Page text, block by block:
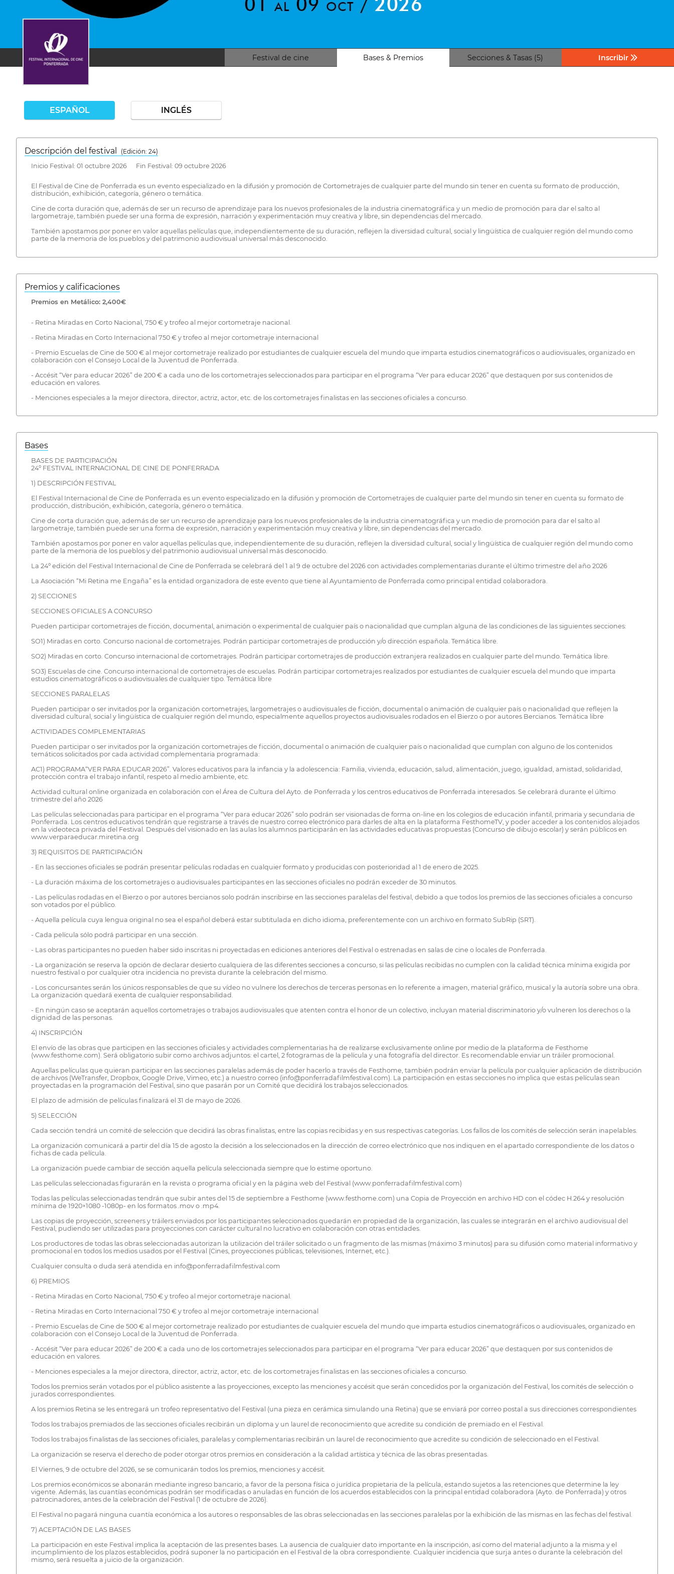
Festival de cine Bases & Premios Secciones & Tasas (5) Inscribir
ESPAÑOL INGLÉS
Descripción del festival
( Edición: 24)
Inicio Festival: 01 octubre 2026 Fin Festival: 09 octubre 2026
El Festival de Cine de Ponferrada es un evento especializado en la difusión y promoción de Cortometrajes de cualquier parte del mundo sin tener en cuenta su formato de producción,
distribución, exhibición, categoría, género o temática.
Cine de corta duración que, además de ser un recurso de aprendizaje para los nuevos profesionales de la industria cinematográfica y un medio de promoción para dar el salto al
largometraje, también puede ser una forma de expresión, narración y experimentación muy creativa y libre, sin dependencias del mercado.
También apostamos por poner en valor aquellas películas que, independientemente de su duración, reflejen la diversidad cultural, social y lingüística de cualquier región del mundo como
parte de la memoria de los pueblos y del patrimonio audiovisual universal más desconocido.
Premios y calificaciones
Premios en Metálico: 2,400€
- Retina Miradas en Corto Nacional, 750 € y trofeo al mejor cortometraje nacional.
- Retina Miradas en Corto Internacional 750 € y trofeo al mejor cortometraje internacional
- Premio Escuelas de Cine de 500 € al mejor cortometraje realizado por estudiantes de cualquier escuela del mundo que imparta estudios cinematográficos o audiovisuales, organizado en
colaboración con el Consejo Local de la Juventud de Ponferrada.
- Accésit “Ver para educar 2026” de 200 € a cada uno de los cortometrajes seleccionados para participar en el programa “Ver para educar 2026” que destaquen por sus contenidos de
educación en valores.
- Menciones especiales a la mejor directora, director, actriz, actor, etc. de los cortometrajes finalistas en las secciones oficiales a concurso.
Bases
BASES DE PARTICIPACIÓN
24º FESTIVAL INTERNACIONAL DE CINE DE PONFERRADA
1) DESCRIPCIÓN FESTIVAL
El Festival Internacional de Cine de Ponferrada es un evento especializado en la difusión y promoción de Cortometrajes de cualquier parte del mundo sin tener en cuenta su formato de
producción, distribución, exhibición, categoría, género o temática.
Cine de corta duración que, además de ser un recurso de aprendizaje para los nuevos profesionales de la industria cinematográfica y un medio de promoción para dar el salto al
largometraje, también puede ser una forma de expresión, narración y experimentación muy creativa y libre, sin dependencias del mercado.
También apostamos por poner en valor aquellas películas que, independientemente de su duración, reflejen la diversidad cultural, social y lingüística de cualquier región del mundo como
parte de la memoria de los pueblos y del patrimonio audiovisual universal más desconocido.
La 24º edición del Festival Internacional de Cine de Ponferrada se celebrará del 1 al 9 de octubre del 2026 con actividades complementarias durante el último trimestre del año 2026
La Asociación “Mi Retina me Engaña” es la entidad organizadora de este evento que tiene al Ayuntamiento de Ponferrada como principal entidad colaboradora.
2) SECCIONES
SECCIONES OFICIALES A CONCURSO
Pueden participar cortometrajes de ficción, documental, animación o experimental de cualquier país o nacionalidad que cumplan alguna de las condiciones de las siguientes secciones:
SO1) Miradas en corto. Concurso nacional de cortometrajes. Podrán participar cortometrajes de producción y/o dirección española. Temática libre.
SO2) Miradas en corto. Concurso internacional de cortometrajes. Podrán participar cortometrajes de producción extranjera realizados en cualquier parte del mundo. Temática libre.
SO3) Escuelas de cine. Concurso internacional de cortometrajes de escuelas. Podrán participar cortometrajes realizados por estudiantes de cualquier escuela del mundo que imparta
estudios cinematográficos o audiovisuales de cualquier tipo. Temática libre
SECCIONES PARALELAS
Pueden participar o ser invitados por la organización cortometrajes, largometrajes o audiovisuales de ficción, documental o animación de cualquier país o nacionalidad que reflejen la
diversidad cultural, social y lingüística de cualquier región del mundo, especialmente aquellos proyectos audiovisuales rodados en el Bierzo o por autores Bercianos. Temática libre
ACTIVIDADES COMPLEMENTARIAS
Pueden participar o ser invitados por la organización cortometrajes de ficción, documental o animación de cualquier país o nacionalidad que cumplan con alguno de los contenidos
temáticos solicitados por cada actividad complementaria programada:
AC1) PROGRAMA“VER PARA EDUCAR 2026”. Valores educativos para la infancia y la adolescencia: Familia, vivienda, educación, salud, alimentación, juego, igualdad, amistad, solidaridad,
protección contra el trabajo infantil, respeto al medio ambiente, etc.
Actividad cultural online organizada en colaboración con el Área de Cultura del Ayto. de Ponferrada y los centros educativos de Ponferrada interesados. Se celebrará durante el último
trimestre del año 2026
Las películas seleccionadas para participar en el programa “Ver para educar 2026” solo podrán ser visionadas de forma on-line en los colegios de educación infantil, primaria y secundaria de
Ponferrada. Los centros educativos tendrán que registrarse a través de nuestro correo electrónico para darles de alta en la plataforma FesthomeTV, y poder acceder a los contenidos alojados
en la videoteca privada del Festival. Después del visionado en las aulas los alumnos participarán en las actividades educativas propuestas (Concurso de dibujo escolar) y serán públicos en
www.verparaeducar.miretina.org
3) REQUISITOS DE PARTICIPACIÓN
- En las secciones oficiales se podrán presentar películas rodadas en cualquier formato y producidas con posterioridad al 1 de enero de 2025.
- La duración máxima de los cortometrajes o audiovisuales participantes en las secciones oficiales no podrán exceder de 30 minutos.
- Las películas rodadas en el Bierzo o por autores bercianos solo podrán inscribirse en las secciones paralelas del festival, debido a que todos los premios de las secciones oficiales a concurso
son votados por el público.
- Aquella película cuya lengua original no sea el español deberá estar subtitulada en dicho idioma, preferentemente con un archivo en formato SubRip (SRT).
- Cada película sólo podrá participar en una sección.
- Las obras participantes no pueden haber sido inscritas ni proyectadas en ediciones anteriores del Festival o estrenadas en salas de cine o locales de Ponferrada.
- La organización se reserva la opción de declarar desierto cualquiera de las diferentes secciones a concurso, si las películas recibidas no cumplen con la calidad técnica mínima exigida por
nuestro festival o por cualquier otra incidencia no prevista durante la celebración del mismo.
- Los concursantes serán los únicos responsables de que su vídeo no vulnere los derechos de terceras personas en lo referente a imagen, material gráfico, musical y la autoría sobre una obra.
La organización quedará exenta de cualquier responsabilidad.
- En ningún caso se aceptarán aquellos cortometrajes o trabajos audiovisuales que atenten contra el honor de un colectivo, incluyan material discriminatorio y/o vulneren los derechos o la
dignidad de las personas.
4) INSCRIPCIÓN
El envío de las obras que participen en las secciones oficiales y actividades complementarias ha de realizarse exclusivamente online por medio de la plataforma de Festhome
(www.festhome.com). Será obligatorio subir como archivos adjuntos: el cartel, 2 fotogramas de la película y una fotografía del director. Es recomendable enviar un tráiler promocional.
Aquellas películas que quieran participar en las secciones paralelas además de poder hacerlo a través de Festhome, también podrán enviar la película por cualquier aplicación de distribución
de archivos (WeTransfer, Dropbox, Google Drive, Vimeo, etc.) a nuestro correo (info@ponferradafilmfestival.com). La participación en estas secciones no implica que estas películas sean
proyectadas en la programación del Festival, sino que pasarán por un Comité que decidirá los trabajos seleccionados.
El plazo de admisión de películas finalizará el 31 de mayo de 2026.
5) SELECCIÓN
Cada sección tendrá un comité de selección que decidirá las obras finalistas, entre las copias recibidas y en sus respectivas categorías. Los fallos de los comités de selección serán inapelables.
La organización comunicará a partir del día 15 de agosto la decisión a los seleccionados en la dirección de correo electrónico que nos indiquen en el apartado correspondiente de los datos o
fichas de cada película.
La organización puede cambiar de sección aquella película seleccionada siempre que lo estime oportuno.
Las películas seleccionadas figurarán en la revista o programa oficial y en la página web del Festival (www.ponferradafilmfestival.com)
Todas las películas seleccionadas tendrán que subir antes del 15 de septiembre a Festhome (www.festhome.com) una Copia de Proyección en archivo HD con el códec H.264 y resolución
mínima de 1920×1080 -1080p- en los formatos .mov o .mp4.
Las copias de proyección, screeners y tráilers enviados por los participantes seleccionados quedarán en propiedad de la organización, las cuales se integrarán en el archivo audiovisual del
Festival, pudiendo ser utilizadas para proyecciones con carácter cultural no lucrativo en colaboración con otras entidades.
Los productores de todas las obras seleccionadas autorizan la utilización del tráiler solicitado o un fragmento de las mismas (máximo 3 minutos) para su difusión como material informativo y
promocional en todos los medios usados por el Festival (Cines, proyecciones públicas, televisiones, Internet, etc.).
Cualquier consulta o duda será atendida en info@ponferradafilmfestival.com
6) PREMIOS
- Retina Miradas en Corto Nacional, 750 € y trofeo al mejor cortometraje nacional.
- Retina Miradas en Corto Internacional 750 € y trofeo al mejor cortometraje internacional
- Premio Escuelas de Cine de 500 € al mejor cortometraje realizado por estudiantes de cualquier escuela del mundo que imparta estudios cinematográficos o audiovisuales, organizado en
colaboración con el Consejo Local de la Juventud de Ponferrada.
- Accésit “Ver para educar 2026” de 200 € a cada uno de los cortometrajes seleccionados para participar en el programa “Ver para educar 2026” que destaquen por sus contenidos de
educación en valores.
- Menciones especiales a la mejor directora, director, actriz, actor, etc. de los cortometrajes finalistas en las secciones oficiales a concurso.
Todos los premios serán votados por el público asistente a las proyecciones, excepto las menciones y accésit que serán concedidos por la organización del Festival, los comités de selección o
jurados correspondientes.
A los premios Retina se les entregará un trofeo representativo del Festival (una pieza en cerámica simulando una Retina) que se enviará por correo postal a sus direcciones correspondientes
Todos los trabajos premiados de las secciones oficiales recibirán un diploma y un laurel de reconocimiento que acredite su condición de premiado en el Festival.
Todos los trabajos finalistas de las secciones oficiales, paralelas y complementarias recibirán un laurel de reconocimiento que acredite su condición de seleccionado en el Festival.
La organización se reserva el derecho de poder otorgar otros premios en consideración a la calidad artística y técnica de las obras presentadas.
El Viernes, 9 de octubre del 2026, se se comunicarán todos los premios, menciones y accésit.
Los premios económicos se abonarán mediante ingreso bancario, a favor de la persona física o jurídica propietaria de la película, estando sujetos a las retenciones que determine la ley
vigente. Además, las cuantías económicas podrán ser modificadas o anuladas en función de los acuerdos establecidos con la principal entidad colaboradora (Ayto. de Ponferrada) y otros
patrocinadores, antes de la celebración del Festival (1 de octubre de 2026).
El Festival no pagará ninguna cuantía económica a los autores o responsables de las obras seleccionadas en las secciones paralelas por la exhibición de las mismas en las fechas del festival.
7) ACEPTACIÓN DE LAS BASES
La participación en este Festival implica la aceptación de las presentes bases. La ausencia de cualquier dato importante en la inscripción, así como del material adjunto a la misma y el
incumplimiento de los plazos establecidos, podrá suponer la no participación en el Festival de la obra correspondiente. Cualquier incidencia que surja antes o durante la celebración del
mismo, será resuelta a juicio de la organización.